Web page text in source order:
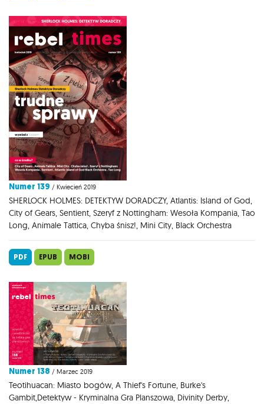
Numer 139 / Kwiecień 2019
SHERLOCK HOLMES: DETEKTYW DORADCZY, Atlantis: Island of God,
City of Gears, Sentient, Szeryf z Nottingham: Wesoła Kompania, Tao
Long, Animale Tattica, Chyba śnisz!, Mini City, Black Orchestra
PDF EPUB MOBI
Numer 138 / Marzec 2019
Teotihuacan: Miasto bogów, A Thief's Fortune, Burke's
Gambit,Detektyw - Kryminalna Gra Planszowa, Divinity Derby,